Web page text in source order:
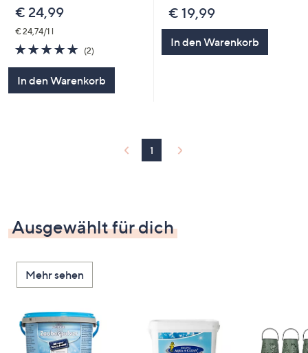
€ 24,99
€ 24,74/1 l
5.0
von
(2)2
In den Warenkorb
€ 19,99
In den Warenkorb
1
Ausgewählt für dich
Mehr sehen